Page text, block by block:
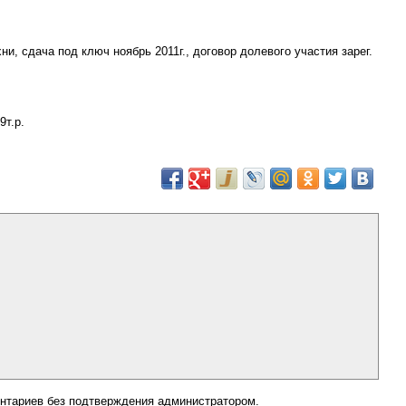
под ключ ноябрь 2011г., договор долевого участия зарег.
без подтверждения администратором.